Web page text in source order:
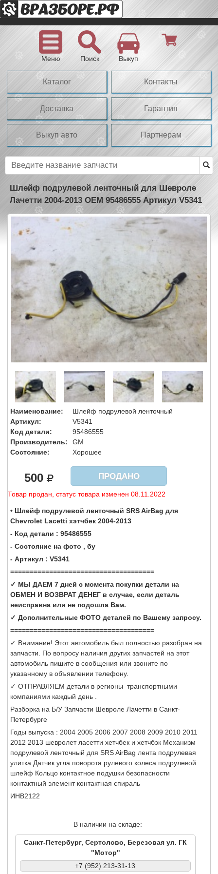
Меню Поиск Выкуп
Каталог Контакты
Доставка Гарантия
Выкуп авто Партнерам
Шлейф подрулевой ленточный для Шевроле
Лачетти 2004-2013 OEM 95486555 Артикул V5341
Наименование:
Шлейф подрулевой ленточный
Артикул:
V5341
Код детали:
95486555
Производитель:
GM
Состояние:
Хорошее
500 ПРОДАНО
Товар продан, статус товара изменен 08.11.2022
• Шлейф подрулевой ленточный SRS AirBag для
Chevrolet Lacetti хэтчбек 2004-2013
- Код детали : 95486555
- Состояние на фото , бу
- Артикул : V5341
=====================================
✓ МЫ ДАЕМ 7 дней с момента покупки детали на
ОБМЕН И ВОЗВРАТ ДЕНЕГ в случае, если деталь
неисправна или не подошла Вам.
✓ Дополнительные ФОТО деталей по Вашему запросу.
=====================================
✓ Внимание! Этот автомобиль был полностью разобран на
запчасти. По вопросу наличия других запчастей на этот
автомобиль пишите в сообщения или звоните по
указанному в объявлении телефону.
✓ ОТПРАВЛЯЕМ детали в регионы транспортными
компаниями каждый день .
Разборка на Б/У Запчасти Шевроле Лачетти в Санкт-
Петербурге
Годы выпуска : 2004 2005 2006 2007 2008 2009 2010 2011
2012 2013 шевролет ласетти хетчбек и хетчбэк Механизм
подрулевой ленточный для SRS AirBag лента подрулевая
улитка Датчик угла поворота рулевого колеса подрулевой
шлейф Кольцо контактное подушки безопасности
контактный элемент контактная спираль
ИНВ2122
В наличии на складе:
Санкт-Петербург, Сертолово, Березовая ул. ГК
"Мотор"
+7 (952) 213-31-13